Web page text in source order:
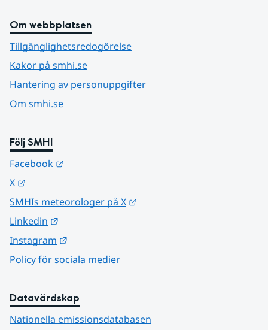
Om webbplatsen
Tillgänglighetsredogörelse
Kakor på smhi.se
Hantering av personuppgifter
Om smhi.se
Följ SMHI
Facebook
X
SMHIs meteorologer på X
Linkedin
Instagram
Policy för sociala medier
Datavärdskap
Nationella emissionsdatabasen